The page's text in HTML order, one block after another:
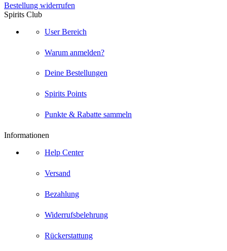
Bestellung widerrufen
Spirits Club
User Bereich
Warum anmelden?
Deine Bestellungen
Spirits Points
Punkte & Rabatte sammeln
Informationen
Help Center
Versand
Bezahlung
Widerrufsbelehrung
Rückerstattung